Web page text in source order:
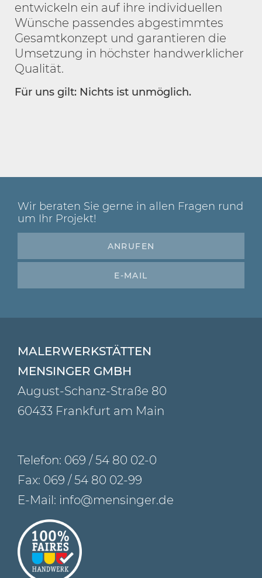
entwickeln ein auf ihre individuellen
Wünsche passendes abgestimmtes
Gesamtkonzept und garantieren die
Umsetzung in höchster handwerklicher
Qualität.
Für uns gilt: Nichts ist unmöglich.
Wir beraten Sie gerne in allen Fragen rund
um Ihr Projekt!
ANRUFEN
E-MAIL
MALERWERKSTÄTTEN
MENSINGER GMBH
August-Schanz-Straße 80
60433 Frankfurt am Main
Telefon: 069 / 54 80 02-0
Fax: 069 / 54 80 02-99
E-Mail: info@mensinger.de